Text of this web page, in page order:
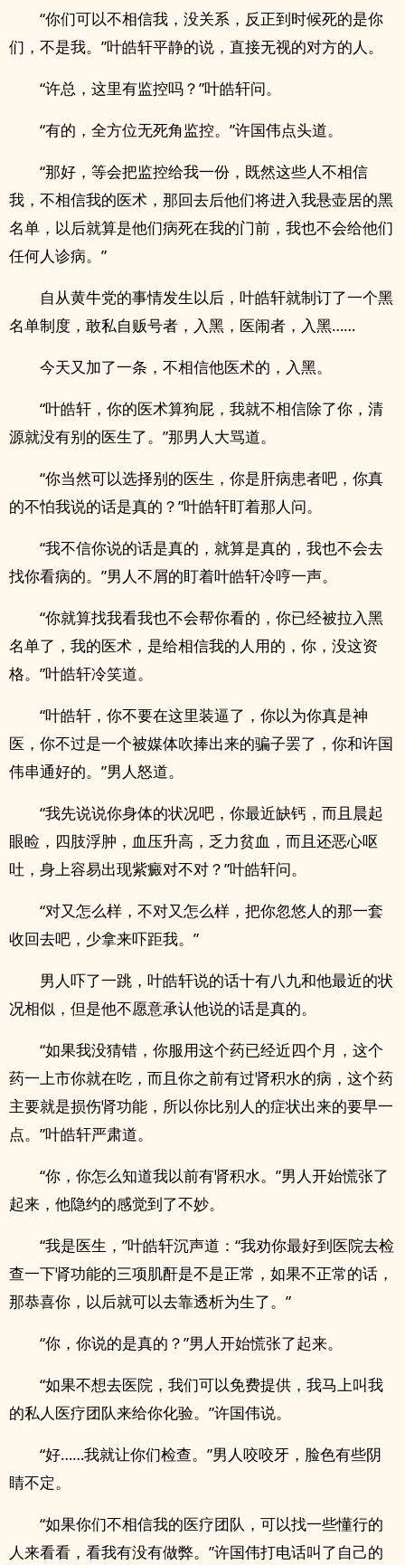
“你们可以不相信我，没关系，反正到时候死的是你
们，不是我。”叶皓轩平静的说，直接无视的对方的人。
“许总，这里有监控吗？”叶皓轩问。
“有的，全方位无死角监控。”许国伟点头道。
“那好，等会把监控给我一份，既然这些人不相信
我，不相信我的医术，那回去后他们将进入我悬壶居的黑
名单，以后就算是他们病死在我的门前，我也不会给他们
任何人诊病。”
自从黄牛党的事情发生以后，叶皓轩就制订了一个黑
名单制度，敢私自贩号者，入黑，医闹者，入黑……
今天又加了一条，不相信他医术的，入黑。
“叶皓轩，你的医术算狗屁，我就不相信除了你，清
源就没有别的医生了。”那男人大骂道。
“你当然可以选择别的医生，你是肝病患者吧，你真
的不怕我说的话是真的？”叶皓轩盯着那人问。
“我不信你说的话是真的，就算是真的，我也不会去
找你看病的。”男人不屑的盯着叶皓轩冷哼一声。
“你就算找我看我也不会帮你看的，你已经被拉入黑
名单了，我的医术，是给相信我的人用的，你，没这资
格。”叶皓轩冷笑道。
“叶皓轩，你不要在这里装逼了，你以为你真是神
医，你不过是一个被媒体吹捧出来的骗子罢了，你和许国
伟串通好的。”男人怒道。
“我先说说你身体的状况吧，你最近缺钙，而且晨起
眼睑，四肢浮肿，血压升高，乏力贫血，而且还恶心呕
吐，身上容易出现紫癜对不对？”叶皓轩问。
“对又怎么样，不对又怎么样，把你忽悠人的那一套
收回去吧，少拿来吓距我。”
男人吓了一跳，叶皓轩说的话十有八九和他最近的状
况相似，但是他不愿意承认他说的话是真的。
“如果我没猜错，你服用这个药已经近四个月，这个
药一上市你就在吃，而且你之前有过肾积水的病，这个药
主要就是损伤肾功能，所以你比别人的症状出来的要早一
点。”叶皓轩严肃道。
“你，你怎么知道我以前有肾积水。”男人开始慌张了
起来，他隐约的感觉到了不妙。
“我是医生，”叶皓轩沉声道：“我劝你最好到医院去检
查一下肾功能的三项肌酐是不是正常，如果不正常的话，
那恭喜你，以后就可以去靠透析为生了。”
“你，你说的是真的？”男人开始慌张了起来。
“如果不想去医院，我们可以免费提供，我马上叫我
的私人医疗团队来给你化验。”许国伟说。
“好……我就让你们检查。”男人咬咬牙，脸色有些阴
睛不定。
“如果你们不相信我的医疗团队，可以找一些懂行的
人来看看，看我有没有做弊。”许国伟打电话叫了自己的